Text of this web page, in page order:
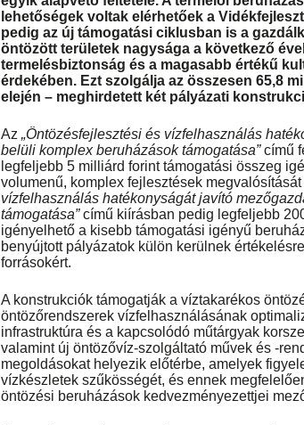
lehetőségek voltak elérhetőek a
pedig az új támogatási ciklusban is a
öntözött területek nagysága a következő
termelésbiztonság és a magasabb értékű
érdekében. Ezt szolgálja az összesen 65,8
elején – meghirdetett két pályázati
Az „Öntözésfejlesztési és vízfelhasználás
belüli komplex beruházások támogatása”című
legfeljebb 5 milliárd forint támogatási összeg
volumenű, komplex fejlesztések
vízfelhasználás hatékonyságát javító
támogatása”című kiírásban pedig legfeljebb
igényelhető a kisebb támogatási igényű
benyújtott pályázatok külön kerülnek
forrásokért.
A konstrukciók támogatják a víztakarékos
öntözőrendszerek vízfelhasználásának
infrastruktúra és a kapcsolódó műtárgyak
valamint új öntözővíz-szolgáltató művek és -
megoldásokat helyezik előtérbe, amelyek
vízkészletek szűkösségét, és ennek
öntözési beruházások kedvezményezettjei